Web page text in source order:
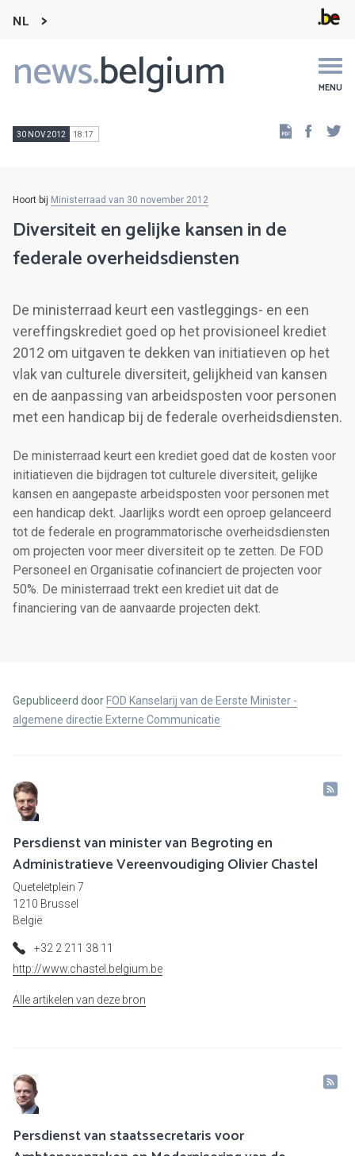
NL
news.belgium MENU
Main
navigation
30 NOV 2012 18:17
Hoort bij Ministerraad van 30 november 2012
Diversiteit en gelijke kansen in de
federale overheidsdiensten
De ministerraad keurt een vastleggings- en een
vereffingskrediet goed op het provisioneel krediet
2012 om uitgaven te dekken van initiatieven op het
vlak van culturele diversiteit, gelijkheid van kansen
en de aanpassing van arbeidsposten voor personen
met een handicap bij de federale overheidsdiensten.
De ministerraad keurt een krediet goed dat de kosten voor
initiatieven die bijdragen tot culturele diversiteit, gelijke
kansen en aangepaste arbeidsposten voor personen met
een handicap dekt. Jaarlijks wordt een oproep gelanceerd
tot de federale en programmatorische overheidsdiensten
om projecten voor meer diversiteit op te zetten. De FOD
Personeel en Organisatie cofinanciert de projecten voor
50%. De ministerraad trekt een krediet uit dat de
financiering van de aanvaarde projecten dekt.
Gepubliceerd door FOD Kanselarij van de Eerste Minister -
algemene directie Externe Communicatie
Persdienst van minister van Begroting en
Administratieve Vereenvoudiging Olivier Chastel
Queteletplein 7
1210 Brussel
België
+32 2 211 38 11
http://www.chastel.belgium.be
Alle artikelen van deze bron
Persdienst van staatssecretaris voor